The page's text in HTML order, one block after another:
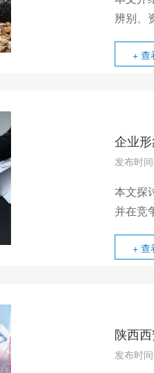
辨别、
+ 查
企业
发布时
本文探
并在竞
+ 查
陕西
发布时